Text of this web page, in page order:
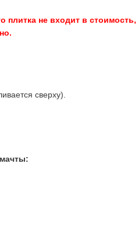
не входит в стоимость,
сверху).